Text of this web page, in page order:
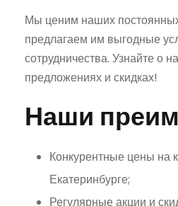
Мы ценим наших
предлагаем им выгодные
сотрудничества. Узнайте о
предложениях и скидках!
Наши
Конкурентные цены на
Екатеринбурге;
Регулярные акции и